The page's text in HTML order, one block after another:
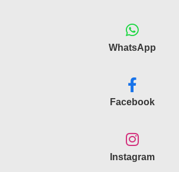
WhatsApp
Facebook
Instagram